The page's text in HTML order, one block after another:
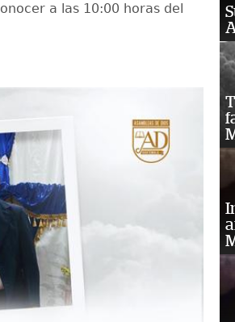
a las 10:00 horas del